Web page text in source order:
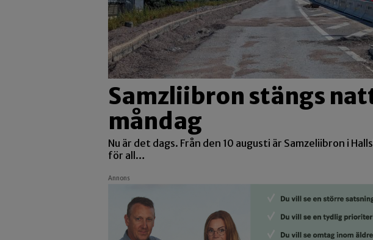
Samzliibron stängs
måndag
Nu är det dags. Från den 10 augusti är Samzeliibron i
för all…
Annons